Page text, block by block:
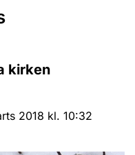
kirken
2018 kl. 10:32